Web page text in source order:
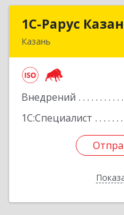
1С-Рарус
Казань
Внедрений
1С:Специалист